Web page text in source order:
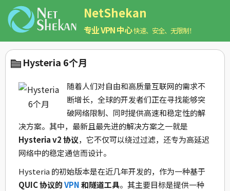
NetShekan
专业 VPN 中心快速、安全、无限制！
Hysteria 6个月
随着人们对自由和高质量互联网的需求不
断增长，全球的开发者们正在寻找能够突
破网络限制、同时提供高速和稳定性的解
决方案。其中，最新且最先进的解决方案之一就是
Hysteria v2 协议，它不仅可以绕过过滤，还专为高延迟
网络中的稳定通信而设计。
Hysteria 的初始版本是在近几年开发的，作为一种基于
QUIC 协议的VPN和隧道工具。其主要目标是提供一种